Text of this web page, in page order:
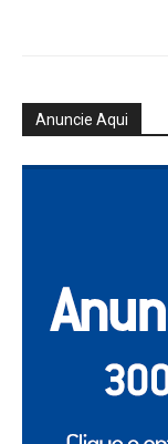
Anuncie Aqui